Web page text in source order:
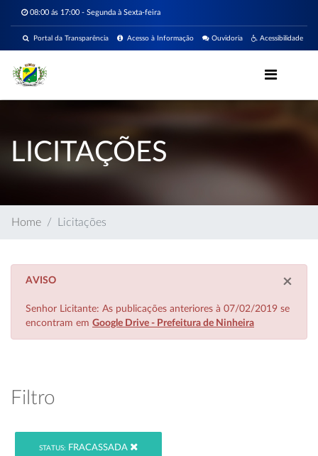
08:00 ás 17:00 - Segunda à Sexta-feira
Acessibilidade
Ouvidoria
Acesso à Informação
Portal da Transparência
LICITAÇÕES
Home Licitações
×
AVISO
Senhor Licitante: As publicações anteriores à 07/02/2019 se
encontram em Google Drive - Prefeitura de Ninheira
Filtro
STATUS: FRACASSADA